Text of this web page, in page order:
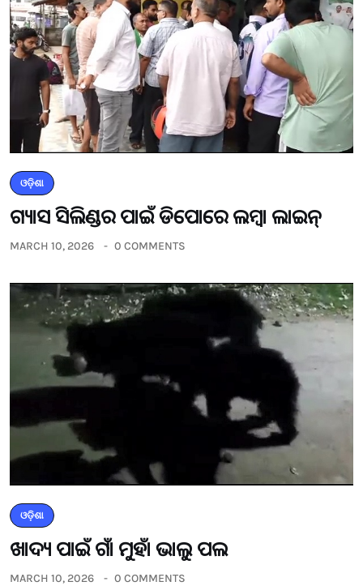
ଓଡ଼ିଶା
ଗ୍ୟାସ ସିଲିଣ୍ଡର ପାଇଁ ଡିପୋରେ ଲମ୍ବା ଲାଇନ୍
MARCH 10, 2026 0 COMMENTS
ଓଡ଼ିଶା
ଖାଦ୍ୟ ପାଇଁ ଗାଁ ମୁହାଁ ଭାଲୁ ପଲ
MARCH 10, 2026 0 COMMENTS